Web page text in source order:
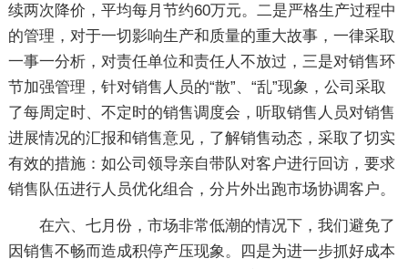
续两次降价，平均每月节约60万元。二是严格生产过程中
的管理，对于一切影响生产和质量的重大故事，一律采取
一事一分析，对责任单位和责任人不放过，三是对销售环
节加强管理，针对销售人员的“散”、“乱”现象，公司采取
了每周定时、不定时的销售调度会，听取销售人员对销售
进展情况的汇报和销售意见，了解销售动态，采取了切实
有效的措施：如公司领导亲自带队对客户进行回访，要求
销售队伍进行人员优化组合，分片外出跑市场协调客户。
在六、七月份，市场非常低潮的情况下，我们避免了
因销售不畅而造成积停产压现象。四是为进一步抓好成本